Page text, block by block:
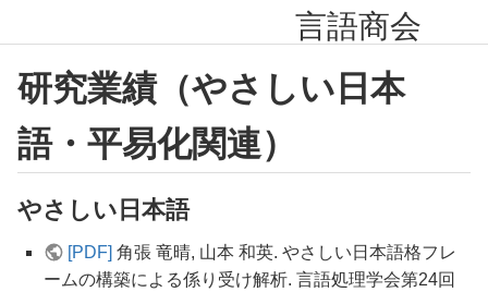
言語商会
研究業績（やさしい日本
語・平易化関連）
やさしい日本語
[PDF] 角張 竜晴, 山本 和英. やさしい日本語格フレ
ームの構築による係り受け解析. 言語処理学会第24回